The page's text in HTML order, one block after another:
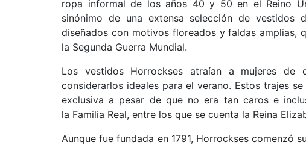
ropa informal de los años 40 y 50 en el Reino
sinónimo de una extensa selección de vestidos
diseñados con motivos floreados y faldas amplias,
la Segunda Guerra Mundial.
Los vestidos Horrockses atraían a mujeres
considerarlos ideales para el verano. Estos trajes
exclusiva a pesar de que no era tan caros e
la Familia Real, entre los que se cuenta la Reina
Aunque fue fundada en 1791, Horrockses comenzó